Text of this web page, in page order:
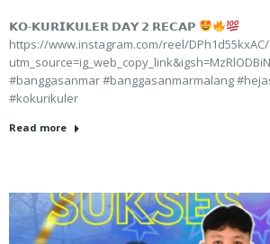
𝗞𝗢-𝗞𝗨𝗥𝗜𝗞𝗨𝗟𝗘𝗥 𝗗𝗔𝗬 𝟮 𝗥𝗘𝗖𝗔𝗣
https://www.instagram.com/reel/
#banggasanmar #banggasanmarmalang
#kokurikuler
Read more